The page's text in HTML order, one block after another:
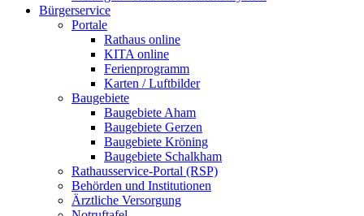
Bürgerservice
Portale
Rathaus online
KITA online
Ferienprogramm
Karten / Luftbilder
Baugebiete
Baugebiete Aham
Baugebiete Gerzen
Baugebiete Kröning
Baugebiete Schalkham
Rathausservice-Portal (RSP)
Behörden und Institutionen
Ärztliche Versorgung